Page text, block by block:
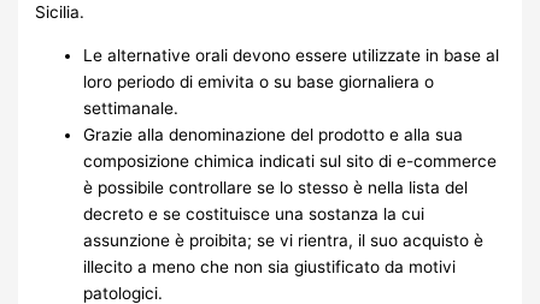
Sicilia.
Le alternative orali devono essere utilizzate in base al
loro periodo di emivita o su base giornaliera o
settimanale.
Grazie alla denominazione del prodotto e alla sua
composizione chimica indicati sul sito di e-commerce
è possibile controllare se lo stesso è nella lista del
decreto e se costituisce una sostanza la cui
assunzione è proibita; se vi rientra, il suo acquisto è
illecito a meno che non sia giustificato da motivi
patologici.